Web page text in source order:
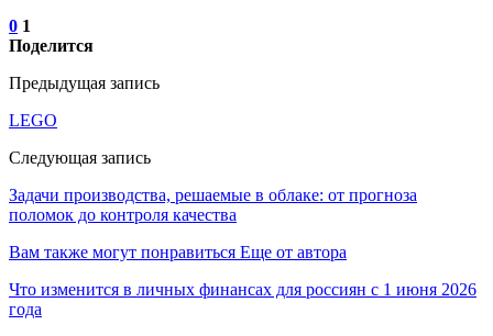
0 1
Поделится
Предыдущая запись
LEGO
Следующая запись
Задачи производства, решаемые в облаке: от прогноза
поломок до контроля качества
Вам также могут понравиться Еще от автора
Что изменится в личных финансах для россиян с 1 июня 2026
года